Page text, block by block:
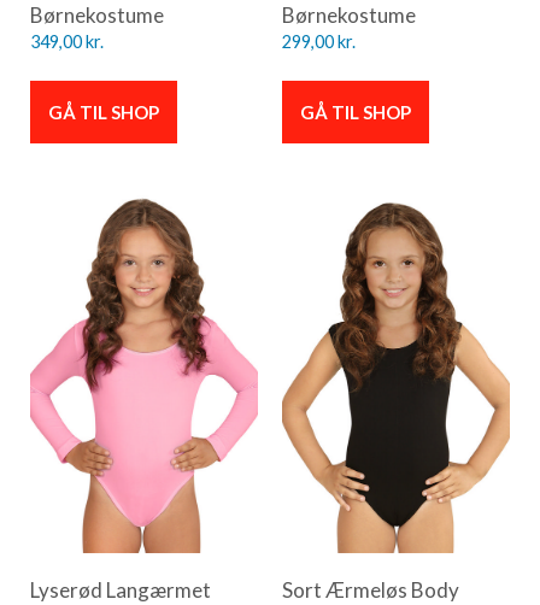
Børnekostume
349,00kr.
GÅ TIL SHOP
Børnekostume
299,00kr.
GÅ TIL SHOP
Lyserød Langærmet
Sort Ærmeløs Body